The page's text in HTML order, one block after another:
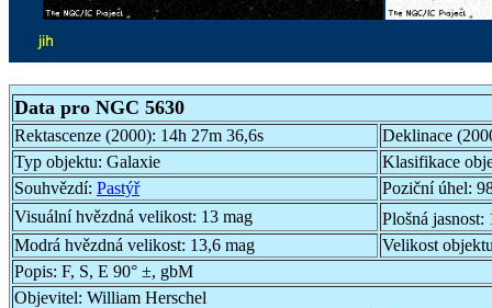
Data pro NGC 5630
Rektascenze (2000): 14h 27m 36,6s
Deklinace
Typ objektu: Galaxie
Klasifikace
Souhvězdí: Pastýř Poziční úhel:
Visuální hvězdná velikost: 13 mag Plošná jasnost:
Modrá hvězdná velikost: 13,6 mag
Velikost
Popis: F, S, E 90° ±, gbM
Objevitel: William Herschel